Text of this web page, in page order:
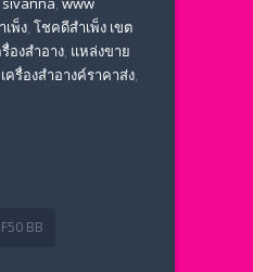
พ็ง, โชคดีสำเพ็ง เขต
องสําอาง, แหล่งขาย
เครื่องสำอางค์ราคาส่ง,
BB